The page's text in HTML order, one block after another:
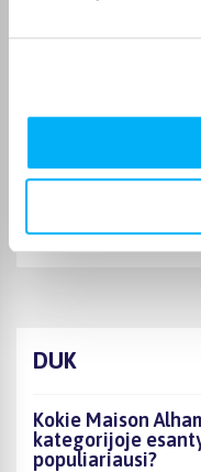
Puikiai. Viskas super.
Gabija M.
Rekomenduoju
DUK
Kokie Maison
kategorijoje
populiariausi?